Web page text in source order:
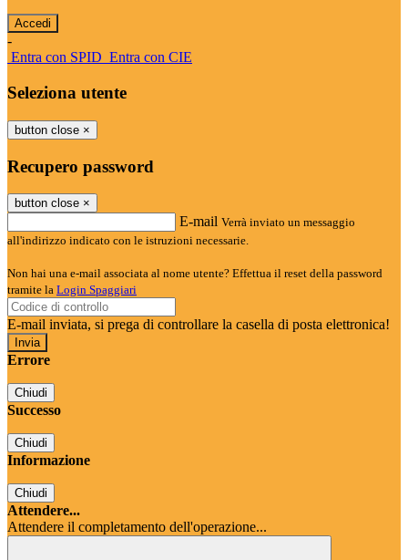
-
Entra con SPID Entra con CIE
Seleziona utente
button close ×
Recupero password
button close ×
E-mail Verrà inviato un messaggio
all'indirizzo indicato con le istruzioni necessarie.
Non hai una e-mail associata al nome utente? Effettua il reset della password
tramite la Login Spaggiari
E-mail inviata, si prega di controllare la casella di posta elettronica!
Errore
Chiudi
Successo
Chiudi
Informazione
Chiudi
Attendere...
Attendere il completamento dell'operazione...